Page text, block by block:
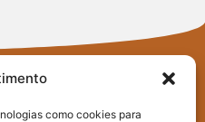
como cookies para